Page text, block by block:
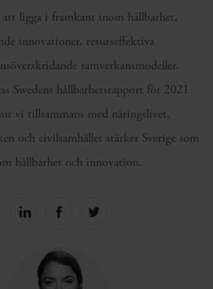
att ligga i framkant inom hållbarhet,
innovationer, resurseffektiva
samverkansmodeller.
Swedens hållbarhetsrapport för 2021
vi tillsammans med näringslivet,
och civilsamhället stärker Sverige som
hållbarhet och innovation.
Share
Share
Share